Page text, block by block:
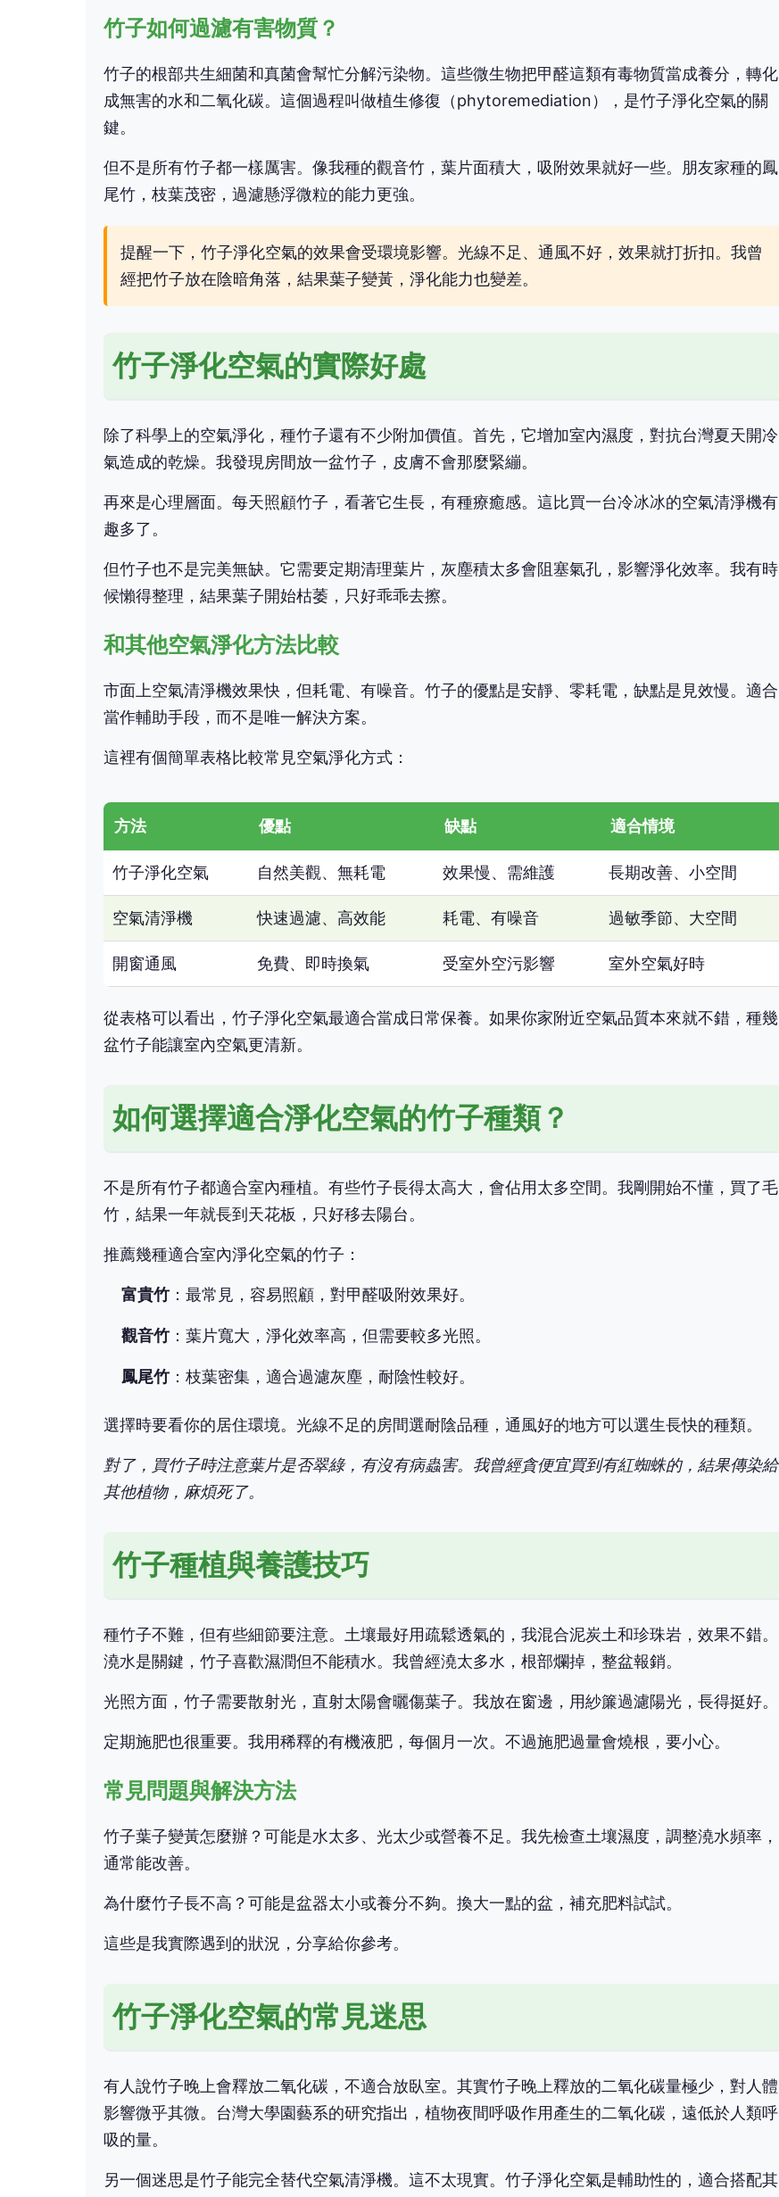
竹子如何過濾有害物質？
竹子的根部共生細菌和真菌會幫忙分解污染物。這些微生物把甲醛這類有毒物質當成養分，轉化
成無害的水和二氧化碳。這個過程叫做植生修復（phytoremediation），是竹子淨化空氣的關
鍵。
但不是所有竹子都一樣厲害。像我種的觀音竹，葉片面積大，吸附效果就好一些。朋友家種的鳳
尾竹，枝葉茂密，過濾懸浮微粒的能力更強。
提醒一下，竹子淨化空氣的效果會受環境影響。光線不足、通風不好，效果就打折扣。我曾
經把竹子放在陰暗角落，結果葉子變黃，淨化能力也變差。
竹子淨化空氣的實際好處
除了科學上的空氣淨化，種竹子還有不少附加價值。首先，它增加室內濕度，對抗台灣夏天開冷
氣造成的乾燥。我發現房間放一盆竹子，皮膚不會那麼緊繃。
再來是心理層面。每天照顧竹子，看著它生長，有種療癒感。這比買一台冷冰冰的空氣清淨機有
趣多了。
但竹子也不是完美無缺。它需要定期清理葉片，灰塵積太多會阻塞氣孔，影響淨化效率。我有時
候懶得整理，結果葉子開始枯萎，只好乖乖去擦。
和其他空氣淨化方法比較
市面上空氣清淨機效果快，但耗電、有噪音。竹子的優點是安靜、零耗電，缺點是見效慢。適合
當作輔助手段，而不是唯一解決方案。
這裡有個簡單表格比較常見空氣淨化方式：
方法 優點 缺點 適合情境
竹子淨化空氣 自然美觀、無耗電 效果慢、需維護 長期改善、小空間
空氣清淨機 快速過濾、高效能 耗電、有噪音 過敏季節、大空間
開窗通風 免費、即時換氣 受室外空污影響 室外空氣好時
從表格可以看出，竹子淨化空氣最適合當成日常保養。如果你家附近空氣品質本來就不錯，種幾
盆竹子能讓室內空氣更清新。
如何選擇適合淨化空氣的竹子種類？
不是所有竹子都適合室內種植。有些竹子長得太高大，會佔用太多空間。我剛開始不懂，買了毛
竹，結果一年就長到天花板，只好移去陽台。
推薦幾種適合室內淨化空氣的竹子：
富貴竹 ：最常見，容易照顧，對甲醛吸附效果好。
觀音竹 ：葉片寬大，淨化效率高，但需要較多光照。
鳳尾竹 ：枝葉密集，適合過濾灰塵，耐陰性較好。
選擇時要看你的居住環境。光線不足的房間選耐陰品種，通風好的地方可以選生長快的種類。
對了，買竹子時注意葉片是否翠綠，有沒有病蟲害。我曾經貪便宜買到有紅蜘蛛的，結果傳染給
其他植物，麻煩死了。
竹子種植與養護技巧
種竹子不難，但有些細節要注意。土壤最好用疏鬆透氣的，我混合泥炭土和珍珠岩，效果不錯。
澆水是關鍵，竹子喜歡濕潤但不能積水。我曾經澆太多水，根部爛掉，整盆報銷。
光照方面，竹子需要散射光，直射太陽會曬傷葉子。我放在窗邊，用紗簾過濾陽光，長得挺好。
定期施肥也很重要。我用稀釋的有機液肥，每個月一次。不過施肥過量會燒根，要小心。
常見問題與解決方法
竹子葉子變黃怎麼辦？可能是水太多、光太少或營養不足。我先檢查土壤濕度，調整澆水頻率，
通常能改善。
為什麼竹子長不高？可能是盆器太小或養分不夠。換大一點的盆，補充肥料試試。
這些是我實際遇到的狀況，分享給你參考。
竹子淨化空氣的常見迷思
有人說竹子晚上會釋放二氧化碳，不適合放臥室。其實竹子晚上釋放的二氧化碳量極少，對人體
影響微乎其微。台灣大學園藝系的研究指出，植物夜間呼吸作用產生的二氧化碳，遠低於人類呼
吸的量。
另一個迷思是竹子能完全替代空氣清淨機。這不太現實。竹子淨化空氣是輔助性的，適合搭配其